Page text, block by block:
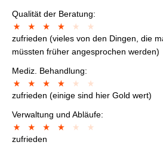
Qualität der Beratung:
zufrieden (vieles von den Dingen, die
müssten früher angesprochen werden)
Mediz. Behandlung:
zufrieden (einige sind hier Gold wert)
Verwaltung und Abläufe:
zufrieden